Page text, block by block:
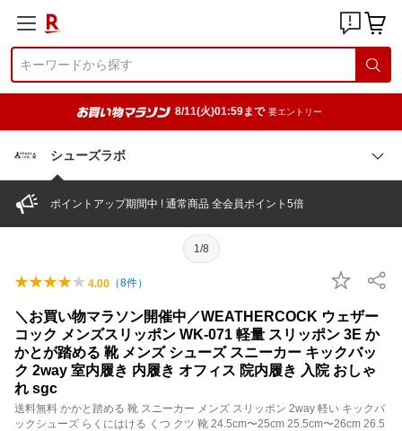
8/11(火)01:59まで 要エントリー
シューズラボ
ポイントアップ期間中 ! 通常商品 全会員ポイント5倍
1/8
4.00 （8件）
＼お買い物マラソン開催中／WEATHERCOCK ウェザー
コック メンズスリッポン WK-071 軽量 スリッポン 3E か
かとが踏める 靴 メンズ シューズ スニーカー キックバッ
ク 2way 室内履き 内履き オフィス 院内履き 入院 おしゃ
れ sgc
送料無料 かかと踏める 靴 スニーカー メンズ スリッポン 2way 軽い キックバ
ックシューズ らくにはける くつ クツ 靴 24.5cm〜25cm 25.5cm〜26cm 26.5